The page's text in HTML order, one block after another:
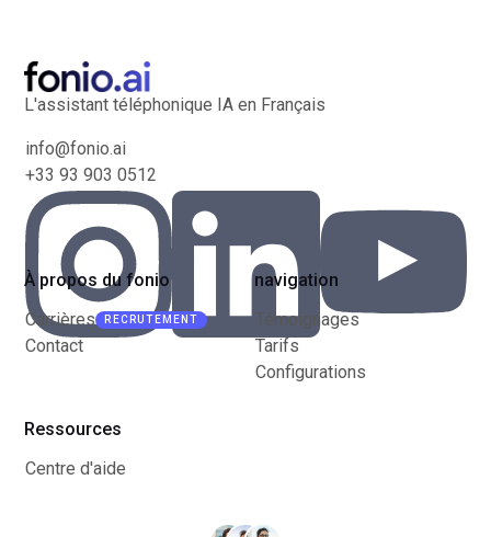
L'assistant téléphonique IA en Français
info@fonio.ai
+33 93 903 0512
navigation
Témoignages
Tarifs
Configurations
À propos du fonio
Carrières
RECRUTEMENT
Contact
Ressources
Centre d'aide